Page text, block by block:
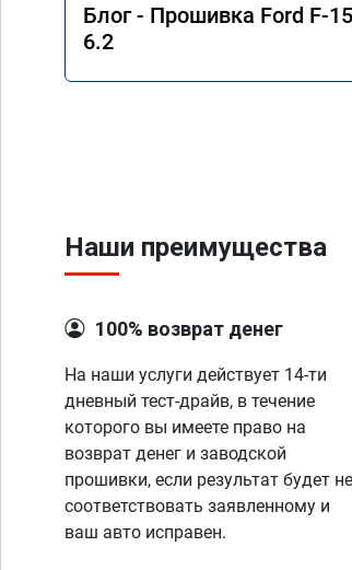
Блог - Прошивка Ford F-
6.2
Наши преимущества
100% возврат денег
На наши услуги действует 14-ти
дневный тест-драйв, в течение
которого вы имеете право на
возврат денег и заводской
прошивки, если результат будет не
соответствовать заявленному и
ваш авто исправен.